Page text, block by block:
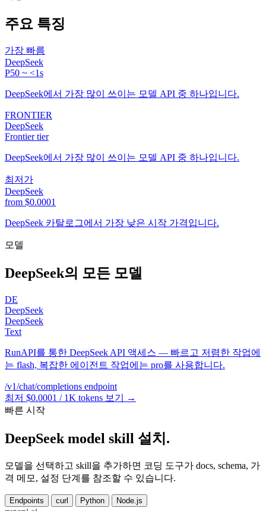
주요 특징
가장 빠름
DeepSeek
P50 ~ <1s
DeepSeek에서 가장 많이 쓰이는 모델 API 중 하나입니다.
FRONTIER
DeepSeek
Frontier tier
DeepSeek에서 가장 많이 쓰이는 모델 API 중 하나입니다.
최저가
DeepSeek
from $0.0001
DeepSeek 카탈로그에서 가장 낮은 시작 가격입니다.
모델
DeepSeek의 모든 모델
DE
DeepSeek
DeepSeek
Text
RunAPI를 통한 DeepSeek API 액세스 — 빠르고 저렴한 작업에
는 flash, 복잡한 에이전트 작업에는 pro를 사용합니다.
/v1/chat/completions endpoint
최저 $0.0001 / 1K tokens 보기 →
빠른 시작
DeepSeek model skill 설치.
모델을 선택하고 skill을 추가하면 코딩 도구가 docs, schema, 가
격 메모, 설정 단계를 참조할 수 있습니다.
Endpoints curl Python Node.js